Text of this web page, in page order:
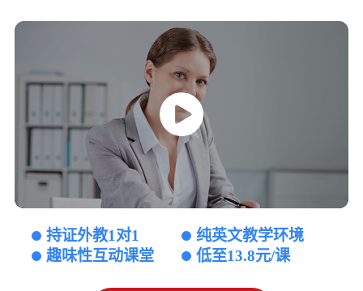
持证外教1对1
纯英文教学环境
趣味性互动课堂
低至13.8元/课